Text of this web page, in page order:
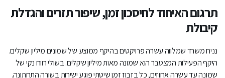
תרגום האיחוד לחיסכון זמן, שיפור תזרים והגדלת
קיבולת
נניח משרד שמלווה עשרה פרויקטים בהיקף ממוצע של שמונים מיליון שקלים.
היקף הפעילות המצטבר הוא שמונה מאות מיליון שקלים. בשולי רווח נקי של
שמונה עד עשרה אחוזים, כל בזבוז זמן שיטתי פוגע ישירות בשורה התחתונה.